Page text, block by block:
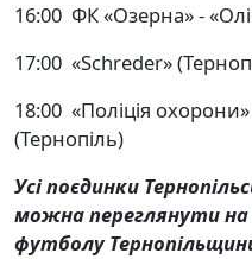
16:00 ФК «Озерна» -
17:00 «Schreder»
18:00 «Поліція
(Тернопіль)
Усі поєдинки
можна переглянути на
футболу